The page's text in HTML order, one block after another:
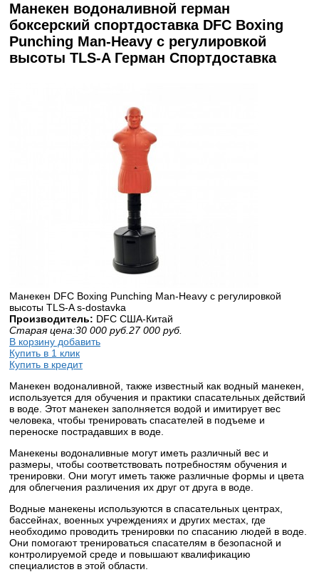
Манекен водоналивной герман
боксерский спортдоставка DFC Boxing
Punching Man-Heavy c регулировкой
высоты TLS-A Герман Спортдоставка
Манекен DFC Boxing Punching Man-Heavy c регулировкой
высоты TLS-A s-dostavka
Производитель: DFС США-Китай
Старая цена:30 000 руб.27 000 руб.
В корзину добавить
Купить в 1 клик
Купить в кредит
Манекен водоналивной, также известный как водный манекен,
используется для обучения и практики спасательных действий
в воде. Этот манекен заполняется водой и имитирует вес
человека, чтобы тренировать спасателей в подъеме и
переноске пострадавших в воде.
Манекены водоналивные могут иметь различный вес и
размеры, чтобы соответствовать потребностям обучения и
тренировки. Они могут иметь также различные формы и цвета
для облегчения различения их друг от друга в воде.
Водные манекены используются в спасательных центрах,
бассейнах, военных учреждениях и других местах, где
необходимо проводить тренировки по спасанию людей в воде.
Они помогают тренироваться спасателям в безопасной и
контролируемой среде и повышают квалификацию
специалистов в этой области.